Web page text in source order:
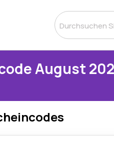
August